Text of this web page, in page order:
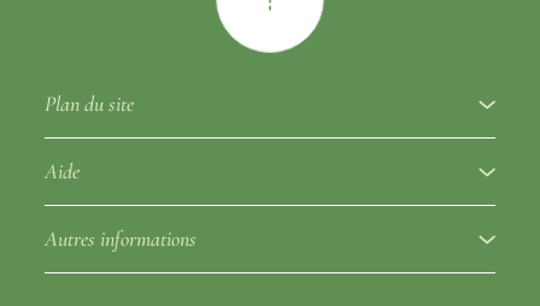
Plan du site
Porte-greffes
Aide
Glossaire ampélographique
Autres informations